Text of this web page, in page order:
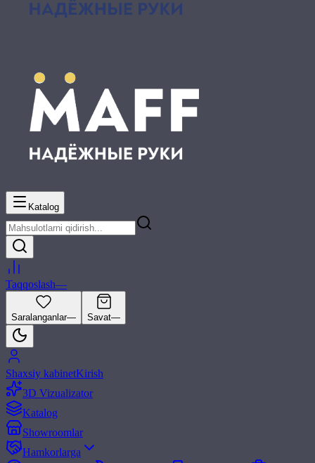
Katalog
Taqqoslash—
Saralanganlar— Savat—
Shaxsiy kabinetKirish
3D Vizualizator
Katalog
Showroomlar
Hamkorlarga